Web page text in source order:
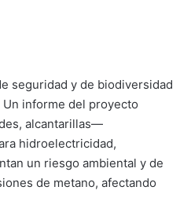
seguridad y de biodiversidad
informe del proyecto
alcantarillas—
hidroelectricidad,
un riesgo ambiental y de
de metano, afectando